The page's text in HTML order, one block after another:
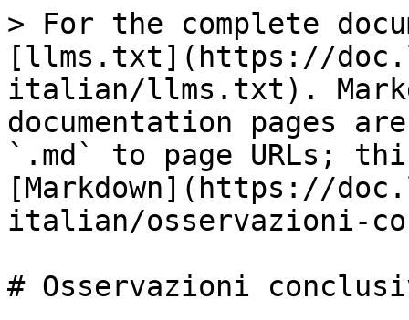
> For the complete
[llms.txt](https://
italian/llms.txt).
documentation pages
`.md` to page URLs;
[Markdown](https://
italian/osservazioni-
# Osservazioni